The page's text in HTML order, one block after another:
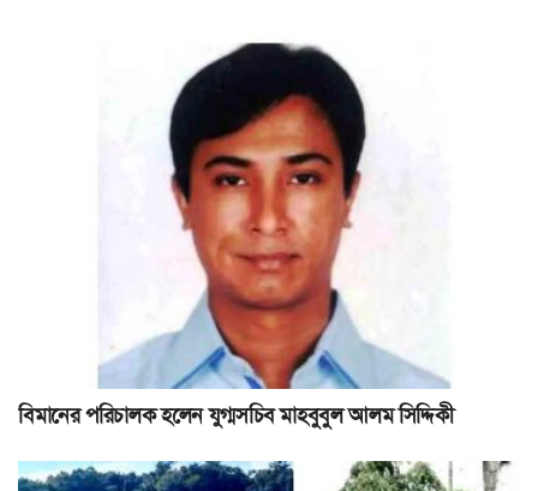
বিমানের পরিচালক হলেন যুগ্মসচিব মাহবুবুল আলম সিদ্দিকী